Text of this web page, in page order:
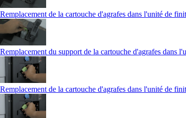
Remplacement de la cartouche d'agrafes dans l'unité de
Remplacement du support de la cartouche d'agrafes dans
Remplacement de la cartouche d'agrafes dans l'unité de